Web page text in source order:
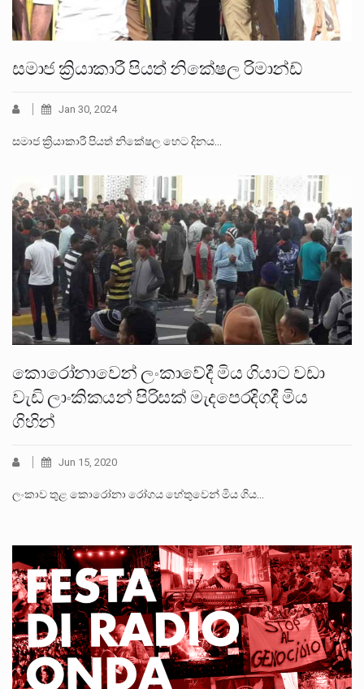
සමාජ ක්‍රියාකාරී පියත් නිකේෂල රිමාන්ඩ්
Jan 30, 2024
සමාජ ක්‍රියාකාරී පියත් නිකේෂල හෙට දිනය…
කොරෝනාවෙන් ලංකාවේදී මිය ගියාට වඩා
වැඩි ලාංකිකයන් පිරිසක් මැදපෙරදිගදී මිය
ගිහින්
Jun 15, 2020
ලංකාව තුළ කොරෝනා රෝගය හේතුවෙන් මිය ගිය…